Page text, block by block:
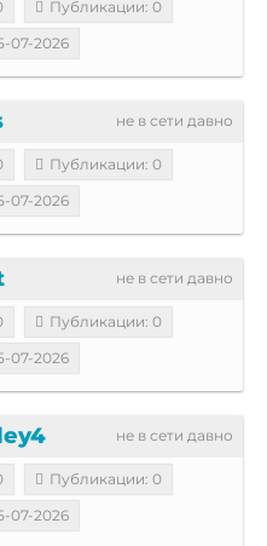
Публикации: 0
07-2026
не в сети давно
Публикации: 0
07-2026
не в сети давно
Публикации: 0
07-2026
не в сети давно
Публикации: 0
07-2026